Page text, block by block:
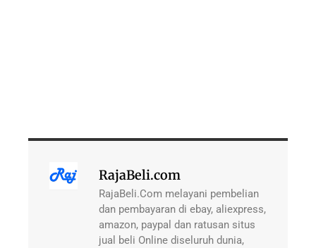
RajaBeli.com
RajaBeli.Com melayani pembelian
dan pembayaran di ebay, aliexpress,
amazon, paypal dan ratusan situs
jual beli Online diseluruh dunia,